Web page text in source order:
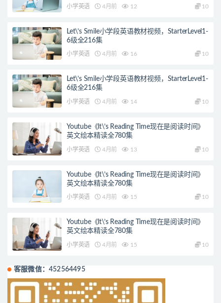
小学英语 4月前 12 10
Let\’s Smile小学段英语教材视频，StarterLevel1-
6级全216集
小学英语 4月前 16 10
Let\’s Smile小学段英语教材视频，StarterLevel1-
6级全216集
小学英语 4月前 14 10
Youtube《lt\’s Reading Time现在是阅读时间》
英文绘本精读全780集
小学英语 4月前 13 10
Youtube《lt\’s Reading Time现在是阅读时间》
英文绘本精读全780集
小学英语 4月前 15 10
Youtube《lt\’s Reading Time现在是阅读时间》
英文绘本精读全780集
小学英语 4月前 15 10
客服微信：452564495